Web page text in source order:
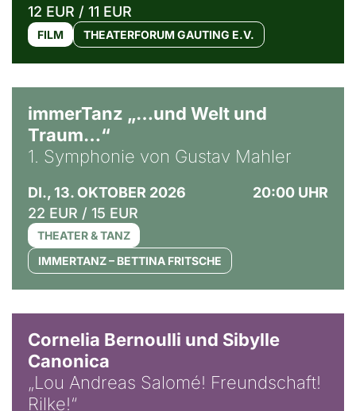
12 EUR / 11 EUR
FILM THEATERFORUM GAUTING E.V.
immerTanz „…und Welt und
Traum…“
1. Symphonie von Gustav Mahler
DI., 13. OKTOBER 2026
20:00 UHR
22 EUR / 15 EUR
THEATER & TANZ
IMMERTANZ – BETTINA FRITSCHE
Cornelia Bernoulli und Sibylle
Canonica
„Lou Andreas Salomé! Freundschaft!
Rilke!“